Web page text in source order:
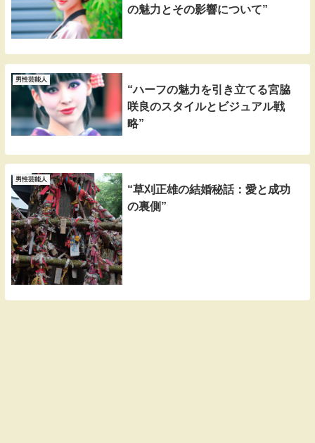
の魅力とその影響について”
男性芸能人
“ハーフの魅力を引き立てる宮脇
咲良のスタイルとビジュアル戦
略”
男性芸能人
“草刈正雄の結婚秘話：愛と成功
の裏側”